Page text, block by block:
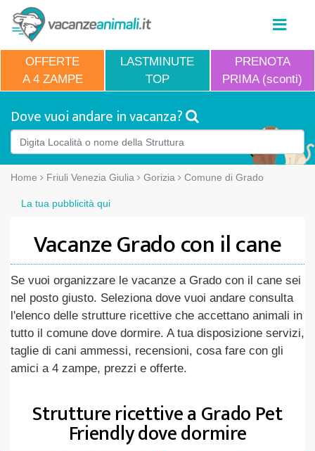
OFFERTE
A 4 ZAMPE
LASTMINUTE
TOP
PRENOTA
PRIMA (sconti)
Dove vuoi andare in vacanza?
Home Friuli Venezia Giulia Gorizia Comune di Grado
La tua pubblicità qui
Vacanze Grado con il cane
Se vuoi organizzare le vacanze a Grado con il cane sei
nel posto giusto. Seleziona dove vuoi andare consulta
l'elenco delle strutture ricettive che accettano animali in
tutto il comune dove dormire. A tua disposizione servizi,
taglie di cani ammessi, recensioni, cosa fare con gli
amici a 4 zampe, prezzi e offerte.
Strutture ricettive a Grado Pet
Friendly dove dormire